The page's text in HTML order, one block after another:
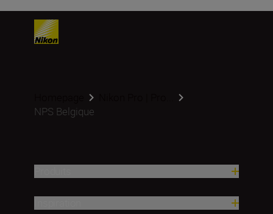
NPS Belgique